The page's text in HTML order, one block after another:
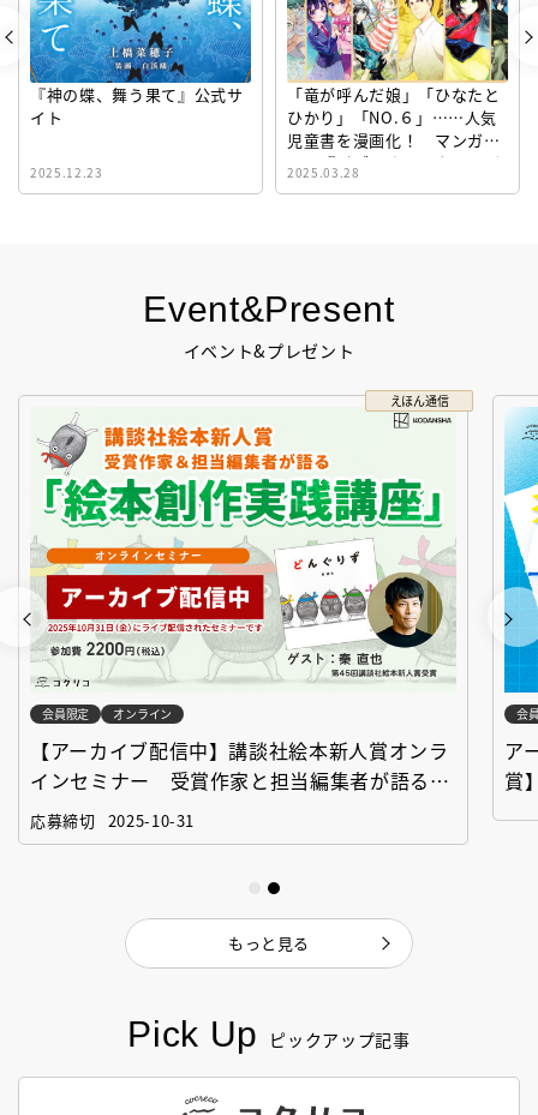
Pick Up ピックアップ記事
Event&Present
イベント&プレゼント
えほん通信
会員限定 オンライン
【アーカイブ配信中】講談社絵本新人賞オンラ
インセミナー 受賞作家と担当編集者が語る
「絵本創作実践講座」
応募締切 2025-10-31
会
ア
賞
もっと見る
『神の蝶、舞う果て』公式サ
イト
2025.12.23
「竜が呼んだ娘」「ひなたと
ひかり」「NO.６」……人気
児童書を漫画化！ マンガサ
イト『ビブリオシリウス』誕
生！
2025.03.28